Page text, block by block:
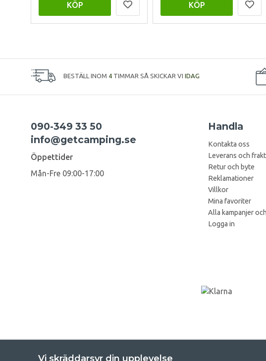
KÖP KÖP
BESTÄLL INOM 4 TIMMAR SÅ SKICKAR VI IDAG
090-349 33 50
info@getcamping.se
Öppettider
Mån-Fre 09:00-17:00
Handla
Kontakta oss
Leverans och frakt
Retur och byte
Reklamationer
Villkor
Mina favoriter
Alla kampanjer
Logga in
Vi skräddarsyr din upplevelse